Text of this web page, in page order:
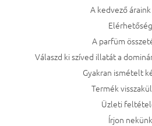
A kedvező
Elérhetőség
A parfüm
Válaszd ki szíved illatát a
Gyakran ismételt
Termék
Üzleti
Írjon nekünk